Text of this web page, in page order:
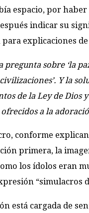
espacio, por
indicar su
explicaciones
pregunta sobre ‘la
Y la
de la Ley de Dios y
a la
conforme
primera, la
los ídolos eran
“simulacros
está cargada de